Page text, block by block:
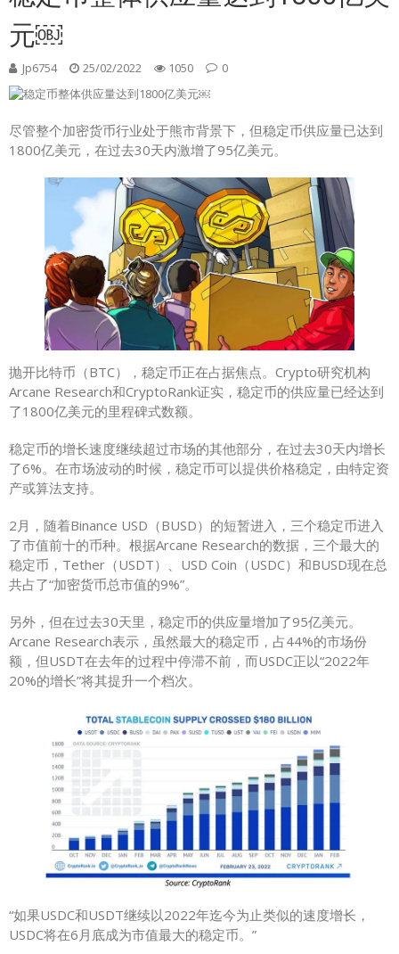
元￼
Jp6754 25/02/2022 1050 0
尽管整个加密货币行业处于熊市背景下，但稳定币供应量已达到
1800亿美元，在过去30天内激增了95亿美元。
抛开比特币（BTC），稳定币正在占据焦点。Crypto研究机构
Arcane Research和CryptoRank证实，稳定币的供应量已经达到
了1800亿美元的里程碑式数额。
稳定币的增长速度继续超过市场的其他部分，在过去30天内增长
了6%。在市场波动的时候，稳定币可以提供价格稳定，由特定资
产或算法支持。
2月，随着Binance USD（BUSD）的短暂进入，三个稳定币进入
了市值前十的币种。根据Arcane Research的数据，三个最大的
稳定币，Tether（USDT）、USD Coin（USDC）和BUSD现在总
共占了“加密货币总市值的9%”。
另外，但在过去30天里，稳定币的供应量增加了95亿美元。
Arcane Research表示，虽然最大的稳定币，占44%的市场份
额，但USDT在去年的过程中停滞不前，而USDC正以“2022年
20%的增长”将其提升一个档次。
“如果USDC和USDT继续以2022年迄今为止类似的速度增长，
USDC将在6月底成为市值最大的稳定币。”